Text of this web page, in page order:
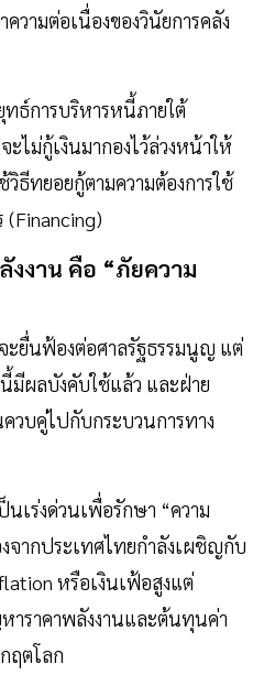
วามต่อเนื่องของวินัยการคลัง
ธ์การบริหารหนี้ภายใต้
ะไม่กู้เงินมากองไว้ล่วงหน้าให้
วิธีทยอยกู้ตามความต้องการใช้
(Financing)
งาน คือ “ภัยความ
ะยื่นฟ้องต่อศาลรัฐธรรมนูญ แต่
มีผลบังคับใช้แล้ว และฝ่าย
วบคู่ไปกับกระบวนการทาง
นเร่งด่วนเพื่อรักษา “ความ
จากประเทศไทยกำลังเผชิญกับ
หรือเงินเฟ้อสูงแต่
าราคาพลังงานและต้นทุนค่า
ฤตโลก